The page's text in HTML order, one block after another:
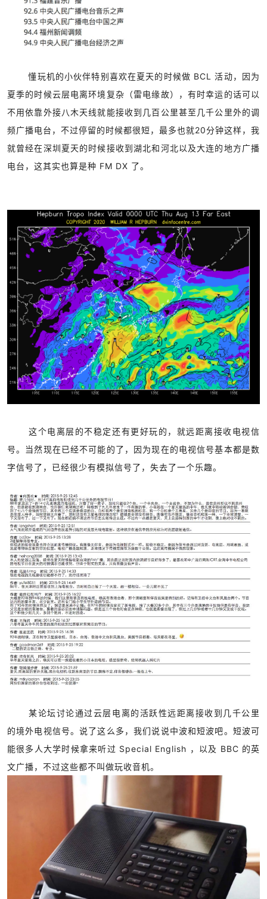
懂玩机的小伙伴特别喜欢在夏天的时候做 BCL 活动，因为
夏季的时候云层电离环境复杂（雷电缘故），有时幸运的话可以
不用依靠外接八木天线就能接收到几百公里甚至几千公里外的调
频广播电台，不过停留的时候都很短，最多也就20分钟这样，我
就曾经在深圳夏天的时候接收到湖北和河北以及大连的地方广播
电台，这其实也算是种 FM DX 了。
这个电离层的不稳定还有更好玩的，就远距离接收电视信
号。当然现在已经不可能的了，因为现在的电视信号基本都是数
字信号了，已经很少有模拟信号了，失去了一个乐趣。
某论坛讨论通过云层电离的活跃性远距离接收到几千公里
的境外电视信号。说了这么多，我们说说中波和短波吧。 短波可
能很多人大学时候拿来听过 Special English ，以及 BBC 的英
文广播，不过这些都不叫做玩收音机。